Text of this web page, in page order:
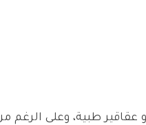
عقاقير طبية، وعلى الرغم